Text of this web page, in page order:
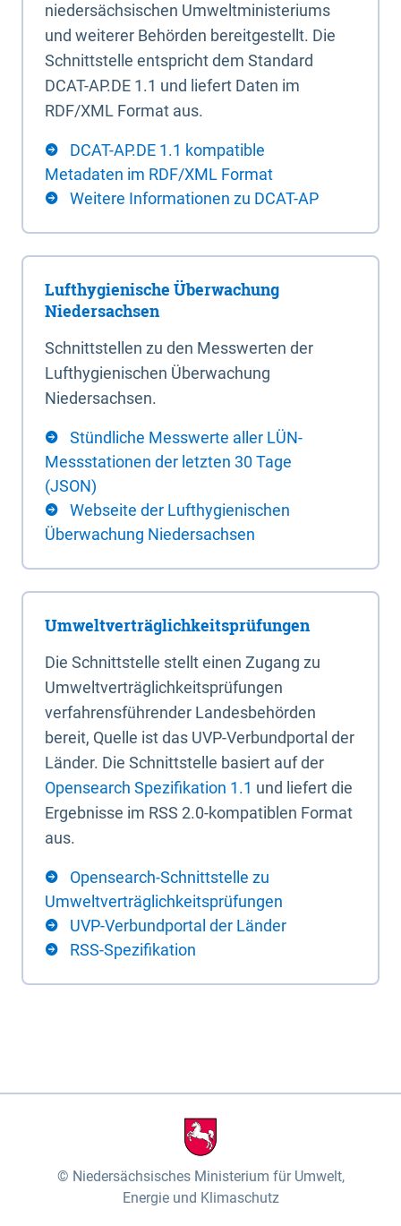
niedersächsischen Umweltministeriums
und weiterer Behörden bereitgestellt. Die
Schnittstelle entspricht dem Standard
DCAT-AP.DE 1.1 und liefert Daten im
RDF/XML Format aus.
DCAT-AP.DE 1.1 kompatible
Metadaten im RDF/XML Format
Weitere Informationen zu DCAT-AP
Lufthygienische Überwachung
Niedersachsen
Schnittstellen zu den Messwerten der
Lufthygienischen Überwachung
Niedersachsen.
Stündliche Messwerte aller LÜN-
Messstationen der letzten 30 Tage
(JSON)
Webseite der Lufthygienischen
Überwachung Niedersachsen
Umweltverträglichkeitsprüfungen
Die Schnittstelle stellt einen Zugang zu
Umweltverträglichkeitsprüfungen
verfahrensführender Landesbehörden
bereit, Quelle ist das UVP-Verbundportal der
Länder. Die Schnittstelle basiert auf der
Opensearch Spezifikation 1.1 und liefert die
Ergebnisse im RSS 2.0-kompatiblen Format
aus.
Opensearch-Schnittstelle zu
Umweltverträglichkeitsprüfungen
UVP-Verbundportal der Länder
RSS-Spezifikation
Niedersächsisches Ministerium für Umwelt,
Energie und Klimaschutz